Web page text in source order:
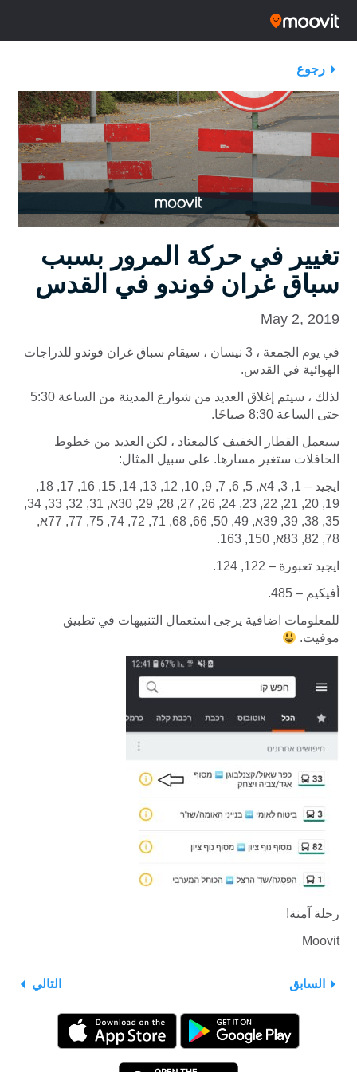
رجوع
تغيير في حركة المرور بسبب
سباق غران فوندو في القدس
May 2, 2019
في يوم الجمعة ، 3 نيسان ، سيقام سباق غران فوندو للدراجات
الهوائية في القدس.
لذلك ، سيتم إغلاق العديد من شوارع المدينة من الساعة 5:30
حتى الساعة 8:30 صباحًا.
سيعمل القطار الخفيف كالمعتاد ، لكن العديد من خطوط
الحافلات ستغير مسارها. على سبيل المثال:
ايجيد – 1, 3, 4א, 5, 6, 7, 9, 10, 12, 13, 14, 15, 16, 17, 18,
19, 20, 21, 22, 23, 24, 26, 27, 28, 29, 30א, 31, 32, 33, 34,
35, 38, 39, 39א, 49, 50, 66, 68, 71, 72, 74, 75, 77, 77א,
78, 82, 83א, 150, 163.
ايجيد تعبورة – 122, 124.
أفيكيم – 485.
للمعلومات اضافية يرجى استعمال التنبيهات في تطبيق
موفيت.
رحلة آمنة!
Moovit
السابق التالي